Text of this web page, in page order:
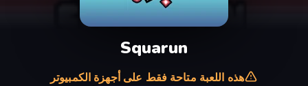
Squarun
هذه اللعبة متاحة فقط على أجهزة الكمبيوتر